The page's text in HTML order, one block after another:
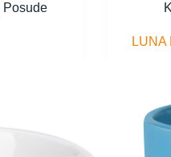
Posude
LUNA